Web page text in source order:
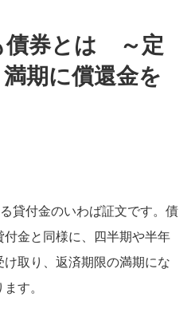
債券とは ～定
期に償還金を
貸付金のいわば証文です。債
金と同様に、四半期や半年
取り、返済期限の満期にな
す。